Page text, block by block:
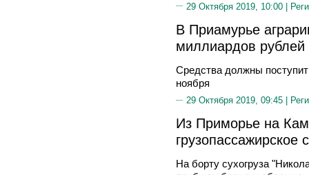
29 Октября 2019, 10:00 |
В Приамурье
миллиардов
Средства должны
ноября
29 Октября 2019, 09:45 |
Из Приморье на
грузопассажирское
На борту сухогруза